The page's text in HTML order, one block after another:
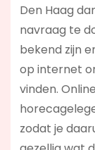
Den Haag
navraag te
bekend zijn
op internet
vinden.
zodat je